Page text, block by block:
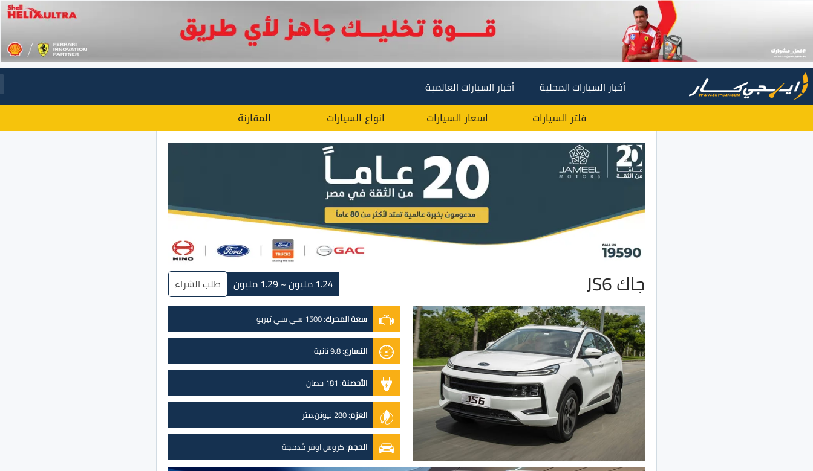
أخبار السيارات المحلية أخبار السيارات العالمية
فلتر السيارات اسعار السيارات انواع السيارات المقارنة
جاك JS6 1.24 مليون ~ 1.29 مليون طلب الشراء
سعة المحرك:1500 سي سي تيربو
التسارع:9.8 ثانية
الأحصنة: 181 حصان
العزم:280 نيوتن.متر
الحجم:كروس اوفر مُدمجة